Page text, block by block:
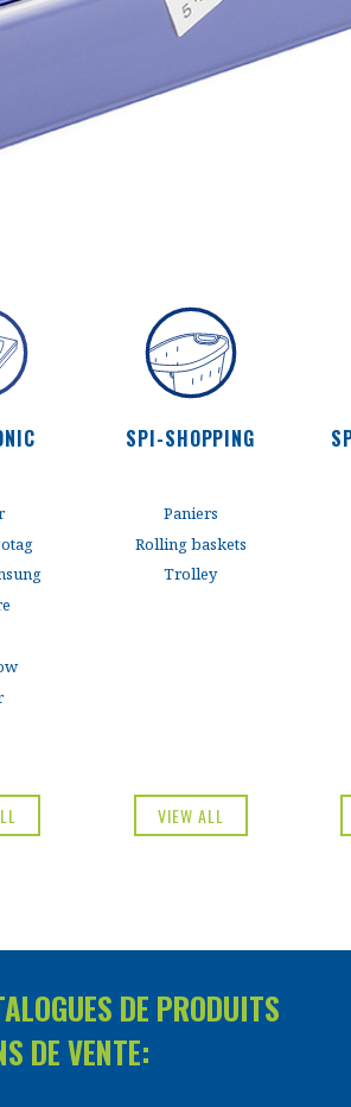
SPI-SHOPPING
Paniers
Rolling baskets
Trolley
VIEW ALL
DE PRODUITS
DE VENTE: